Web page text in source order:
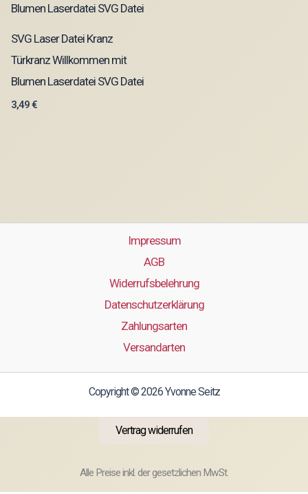
SVG Laser Datei Kranz
Türkranz Willkommen mit
Blumen Laserdatei SVG Datei
3,49€
Impressum
AGB
Widerrufsbelehrung
Datenschutzerklärung
Zahlungsarten
Versandarten
Copyright © 2026 Yvonne Seitz
Vertrag widerrufen
Alle Preise inkl. der gesetzlichen MwSt.